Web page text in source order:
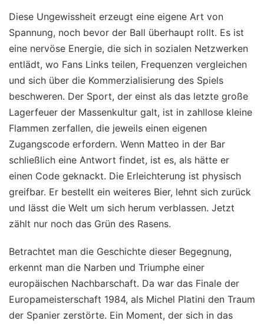
Diese Ungewissheit erzeugt eine eigene Art von
Spannung, noch bevor der Ball überhaupt rollt. Es ist
eine nervöse Energie, die sich in sozialen Netzwerken
entlädt, wo Fans Links teilen, Frequenzen vergleichen
und sich über die Kommerzialisierung des Spiels
beschweren. Der Sport, der einst als das letzte große
Lagerfeuer der Massenkultur galt, ist in zahllose kleine
Flammen zerfallen, die jeweils einen eigenen
Zugangscode erfordern. Wenn Matteo in der Bar
schließlich eine Antwort findet, ist es, als hätte er
einen Code geknackt. Die Erleichterung ist physisch
greifbar. Er bestellt ein weiteres Bier, lehnt sich zurück
und lässt die Welt um sich herum verblassen. Jetzt
zählt nur noch das Grün des Rasens.
Betrachtet man die Geschichte dieser Begegnung,
erkennt man die Narben und Triumphe einer
europäischen Nachbarschaft. Da war das Finale der
Europameisterschaft 1984, als Michel Platini den Traum
der Spanier zerstörte. Ein Moment, der sich in das